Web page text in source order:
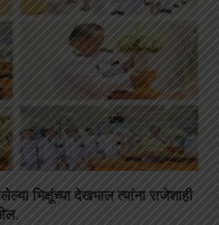
भिक्षूंच्या देखभाल त्यांना राजेशाही